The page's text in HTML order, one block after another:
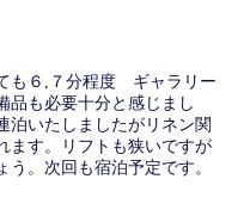
も６,７分程度 ギャラリー
品も必要十分と感じまし
泊いたしましたがリネン関
ます。リフトも狭いですが
。次回も宿泊予定です。